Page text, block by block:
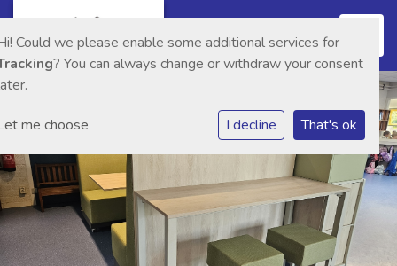
Could we please enable some additional services for
? You can always change or withdraw your consent
me choose I decline That's ok